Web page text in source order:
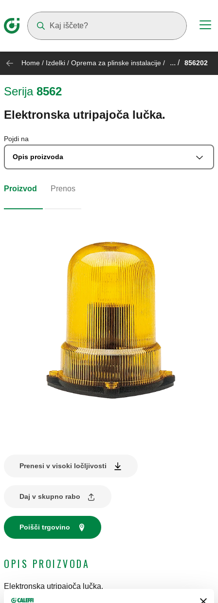
Home / Izdelki / Oprema za plinske instalacije / ... / 856202
Serija 8562
Elektronska utripajoča lučka.
Pojdi na
Opis proizvoda
Proizvod Prenos
Prenesi v visoki ločljivosti
Daj v skupno rabo
Poišči trgovino
OPIS PROIZVODA
Elektronska utripajoča lučka.
Moč žarnice 40 W.